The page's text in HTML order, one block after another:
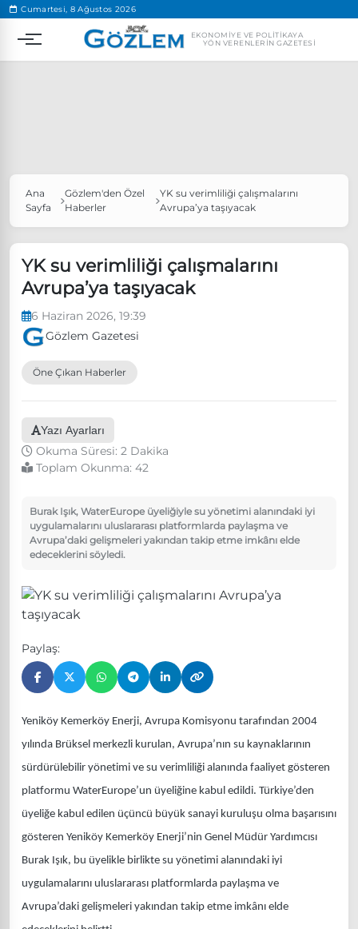
Cumartesi, 8 Ağustos 2026
EKONOMIYE VE POLITIKAYA
YÖN VERENLERIN GAZETESI
Popüler Aramalar
Özgür Özel, Ekrem İmamoğlu’nu ziyaret edecek
Ünlü çift bir etkinliğe daha katılmama kararı aldı
Ana
Sayfa
Gözlem'den Özel
Haberler
YK su verimliliği çalışmalarını
Avrupa’ya taşıyacak
YK su verimliliği çalışmalarını
Avrupa’ya taşıyacak
6 Haziran 2026, 19:39
Gözlem Gazetesi
Öne Çıkan Haberler
Yazı Ayarları
Okuma Süresi: 2 Dakika
Toplam Okunma: 42
Burak Işık, WaterEurope üyeliğiyle su yönetimi alanındaki iyi
uygulamalarını uluslararası platformlarda paylaşma ve
Avrupa’daki gelişmeleri yakından takip etme imkânı elde
edeceklerini söyledi.
Paylaş:
Yeniköy Kemerköy Enerji, Avrupa Komisyonu tarafından 2004
yılında Brüksel merkezli kurulan, Avrupa’nın su kaynaklarının
sürdürülebilir yönetimi ve su verimliliği alanında faaliyet gösteren
platformu WaterEurope’un üyeliğine kabul edildi. Türkiye’den
üyeliğe kabul edilen üçüncü büyük sanayi kuruluşu olma başarısını
gösteren Yeniköy Kemerköy Enerji’nin Genel Müdür Yardımcısı
Burak Işık, bu üyelikle birlikte su yönetimi alanındaki iyi
uygulamalarını uluslararası platformlarda paylaşma ve
Avrupa’daki gelişmeleri yakından takip etme imkânı elde